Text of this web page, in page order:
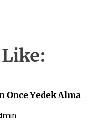
Once Yedek Alma